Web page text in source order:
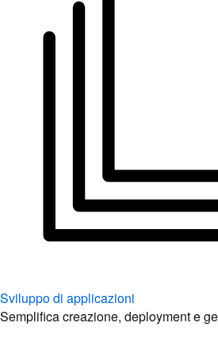
Sviluppo di applicazioni
Semplifica creazione, deployment e